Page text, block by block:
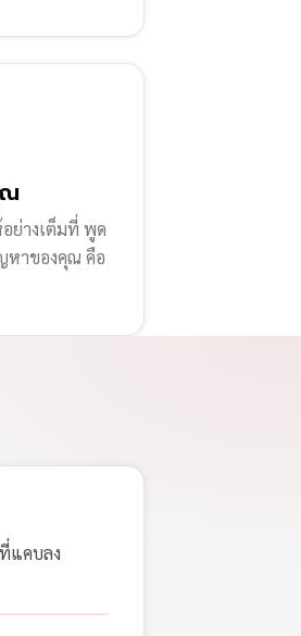
ณ
ย่างเต็มที่ พูด
หาของคุณ คือ
แคบลง